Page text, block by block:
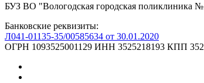
БУЗ ВО "Вологодская городская поликлиника
Банковские реквизиты:
Л041-01135-35/00585634 от 30.01.2020
ОГРН 1093525001129 ИНН 3525218193 КПП